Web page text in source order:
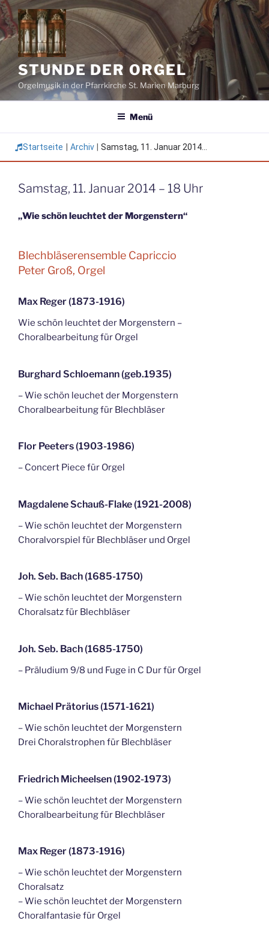
Zum
Inhalt
springen
STUNDE DER ORGEL
Orgelmusik in der Pfarrkirche St. Marien Marburg
Menü
Startseite Archiv Samstag, 11. Januar 2014...
Samstag, 11. Januar 2014 – 18 Uhr
„Wie schön leuchtet der Morgenstern“
Blechbläserensemble Capriccio
Peter Groß, Orgel
Max Reger (1873-1916)
Wie schön leuchtet der Morgenstern –
Choralbearbeitung für Orgel
Burghard Schloemann (geb.1935)
– Wie schön leuchet der Morgenstern
Choralbearbeitung für Blechbläser
Flor Peeters (1903-1986)
– Concert Piece für Orgel
Magdalene Schauß-Flake (1921-2008)
– Wie schön leuchtet der Morgenstern
Choralvorspiel für Blechbläser und Orgel
Joh. Seb. Bach (1685-1750)
– Wie schön leuchtet der Morgenstern
Choralsatz für Blechbläser
Joh. Seb. Bach (1685-1750)
– Präludium 9/8 und Fuge in C Dur für Orgel
Michael Prätorius (1571-1621)
– Wie schön leuchtet der Morgenstern
Drei Choralstrophen für Blechbläser
Friedrich Micheelsen (1902-1973)
– Wie schön leuchtet der Morgenstern
Choralbearbeitung für Blechbläser
Max Reger (1873-1916)
– Wie schön leuchtet der Morgenstern
Choralsatz
– Wie schön leuchtet der Morgenstern
Choralfantasie für Orgel